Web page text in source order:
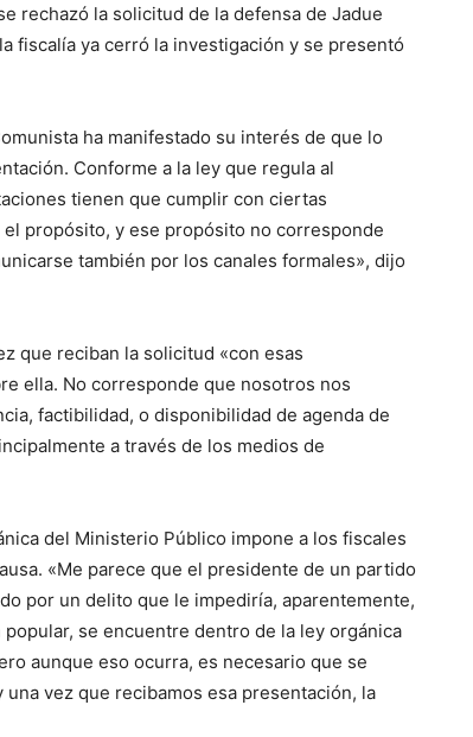
rechazó la solicitud de la defensa de Jadue
fiscalía ya cerró la investigación y se presentó
ha manifestado su interés de que lo
Conforme a la ley que regula al
tienen que cumplir con ciertas
propósito, y ese propósito no corresponde
también por los canales formales», dijo
que reciban la solicitud «con esas
ella. No corresponde que nosotros nos
factibilidad, o disponibilidad de agenda de
a través de los medios de
del Ministerio Público impone a los fiscales
«Me parece que el presidente de un partido
por un delito que le impediría, aparentemente,
se encuentre dentro de la ley orgánica
aunque eso ocurra, es necesario que se
vez que recibamos esa presentación, la